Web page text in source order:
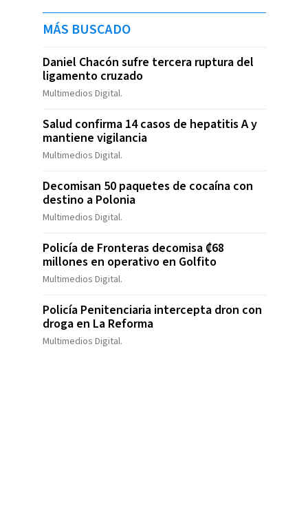
MÁS BUSCADO
Daniel Chacón sufre tercera ruptura del
ligamento cruzado
Multimedios Digital.
Salud confirma 14 casos de hepatitis A y
mantiene vigilancia
Multimedios Digital.
Decomisan 50 paquetes de cocaína con
destino a Polonia
Multimedios Digital.
Policía de Fronteras decomisa ₡68
millones en operativo en Golfito
Multimedios Digital.
Policía Penitenciaria intercepta dron con
droga en La Reforma
Multimedios Digital.